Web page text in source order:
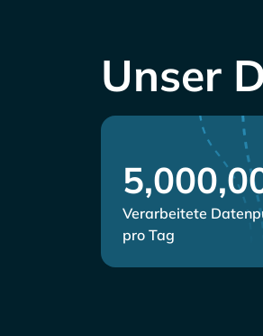
Unser
Verarbeitete
pro Tag